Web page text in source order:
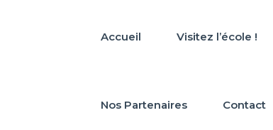
Accueil Visitez l’école !
Nos Partenaires Contact